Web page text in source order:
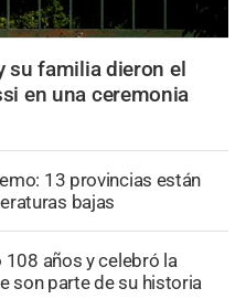
su familia dieron el
en una ceremonia
13 provincias están
bajas
años y celebró la
son parte de su historia